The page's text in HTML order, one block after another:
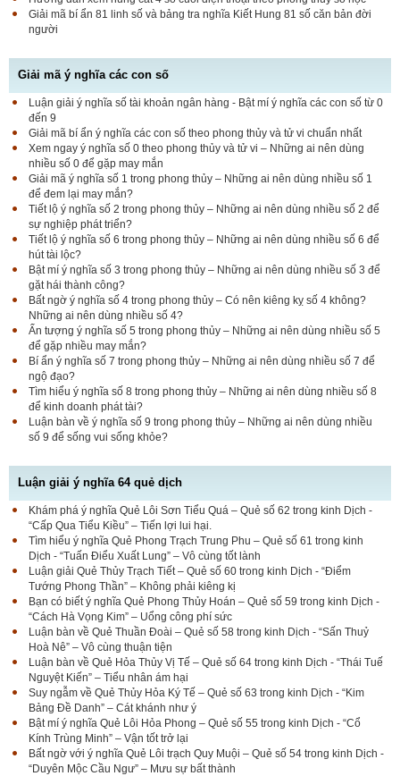
Giải mã bí ẩn 81 linh số và bảng tra nghĩa Kiết Hung 81 số căn bản đời
người
Giải mã ý nghĩa các con số
Luận giải ý nghĩa số tài khoản ngân hàng - Bật mí ý nghĩa các con số từ 0
đến 9
Giải mã bí ẩn ý nghĩa các con số theo phong thủy và tử vi chuẩn nhất
Xem ngay ý nghĩa số 0 theo phong thủy và tử vi – Những ai nên dùng
nhiều số 0 để gặp may mắn
Giải mã ý nghĩa số 1 trong phong thủy – Những ai nên dùng nhiều số 1
để đem lại may mắn?
Tiết lộ ý nghĩa số 2 trong phong thủy – Những ai nên dùng nhiều số 2 để
sự nghiệp phát triển?
Tiết lộ ý nghĩa số 6 trong phong thủy – Những ai nên dùng nhiều số 6 để
hút tài lộc?
Bật mí ý nghĩa số 3 trong phong thủy – Những ai nên dùng nhiều số 3 để
gặt hái thành công?
Bất ngờ ý nghĩa số 4 trong phong thủy – Có nên kiêng kỵ số 4 không?
Những ai nên dùng nhiều số 4?
Ấn tượng ý nghĩa số 5 trong phong thủy – Những ai nên dùng nhiều số 5
để gặp nhiều may mắn?
Bí ẩn ý nghĩa số 7 trong phong thủy – Những ai nên dùng nhiều số 7 để
ngộ đạo?
Tìm hiểu ý nghĩa số 8 trong phong thủy – Những ai nên dùng nhiều số 8
để kinh doanh phát tài?
Luận bàn về ý nghĩa số 9 trong phong thủy – Những ai nên dùng nhiều
số 9 để sống vui sống khỏe?
Luận giải ý nghĩa 64 quẻ dịch
Khám phá ý nghĩa Quẻ Lôi Sơn Tiểu Quá – Quẻ số 62 trong kinh Dịch -
“Cấp Qua Tiểu Kiều” – Tiến lợi lui hại.
Tìm hiểu ý nghĩa Quẻ Phong Trạch Trung Phu – Quẻ số 61 trong kinh
Dịch - “Tuấn Điểu Xuất Lung” – Vô cùng tốt lành
Luận giải Quẻ Thủy Trạch Tiết – Quẻ số 60 trong kinh Dịch - “Điểm
Tướng Phong Thần” – Không phải kiêng kị
Bạn có biết ý nghĩa Quẻ Phong Thủy Hoán – Quẻ số 59 trong kinh Dịch -
“Cách Hà Vọng Kim” – Uổng công phí sức
Luận bàn về Quẻ Thuần Đoài – Quẻ số 58 trong kinh Dịch - “Sấn Thuỷ
Hoà Nê” – Vô cùng thuận tiện
Luận bàn về Quẻ Hỏa Thủy Vị Tế – Quẻ số 64 trong kinh Dịch - “Thái Tuế
Nguyệt Kiến” – Tiểu nhân ám hại
Suy ngẫm về Quẻ Thủy Hỏa Ký Tế – Quẻ số 63 trong kinh Dịch - “Kim
Bảng Đề Danh” – Cát khánh như ý
Bật mí ý nghĩa Quẻ Lôi Hỏa Phong – Quẻ số 55 trong kinh Dịch - “Cổ
Kính Trùng Minh” – Vận tốt trở lại
Bất ngờ với ý nghĩa Quẻ Lôi trạch Quy Muội – Quẻ số 54 trong kinh Dịch -
“Duyên Mộc Cầu Ngư” – Mưu sự bất thành